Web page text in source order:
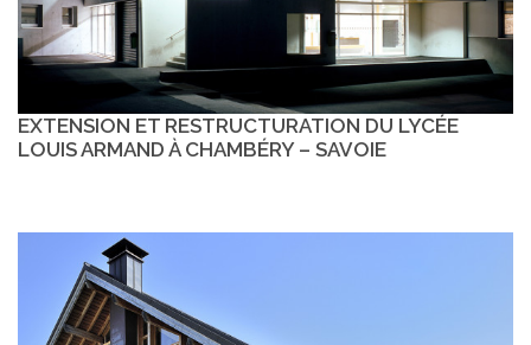
EXTENSION ET RESTRUCTURATION DU LYCÉE
LOUIS ARMAND À CHAMBÉRY – SAVOIE